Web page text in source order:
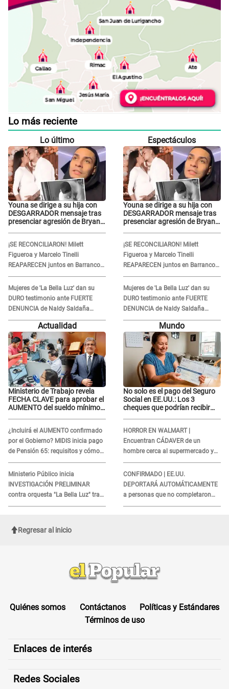
Lo más reciente
Lo último
Youna se dirige a su hija con
DESGARRADOR mensaje tras
presenciar agresión de Bryan
¡SE RECONCILIARON! Milett
Figueroa y Marcelo Tinelli
REAPARECEN juntos en Barranco
luego de estar SEPARADOS durante
casi cuatro meses
Mujeres de 'La Bella Luz' dan su
DURO testimonio ante FUERTE
DENUNCIA de Naldy Saldaña
contra director: "Cualquier
acusación de apañamiento..."
Espectáculos
Youna se dirige a su hija con
DESGARRADOR mensaje tras
presenciar agresión de Bryan
¡SE RECONCILIARON! Milett
Figueroa y Marcelo Tinelli
REAPARECEN juntos en Barranco
luego de estar SEPARADOS durante
casi cuatro meses
Mujeres de 'La Bella Luz' dan su
DURO testimonio ante FUERTE
DENUNCIA de Naldy Saldaña
contra director: "Cualquier
acusación de apañamiento..."
Actualidad
Ministerio de Trabajo revela
FECHA CLAVE para aprobar el
AUMENTO del sueldo mínimo:
¿Incluirá el AUMENTO confirmado
por el Gobierno? MIDIS inicia pago
de Pensión 65: requisitos y cómo
obtener el beneficio economico
Ministerio Público inicia
INVESTIGACIÓN PRELIMINAR
contra orquesta "La Bella Luz" tras
DENUNCIA de Naldy Saldaña
Mundo
No solo es el pago del Seguro
Social en EE.UU.: Los 3
cheques que podrían recibir
HORROR EN WALMART |
Encuentran CÁDAVER de un
hombre cerca al supermercado y
esto reveló la autopsia que le
realizaron
CONFIRMADO | EE.UU.
DEPORTARÁ AUTOMÁTICAMENTE
a personas que no completaron
este formulario clave
Regresar al inicio
Quiénes somos Contáctanos
Políticas y Estándares
Términos de uso
Enlaces de interés
Redes Sociales